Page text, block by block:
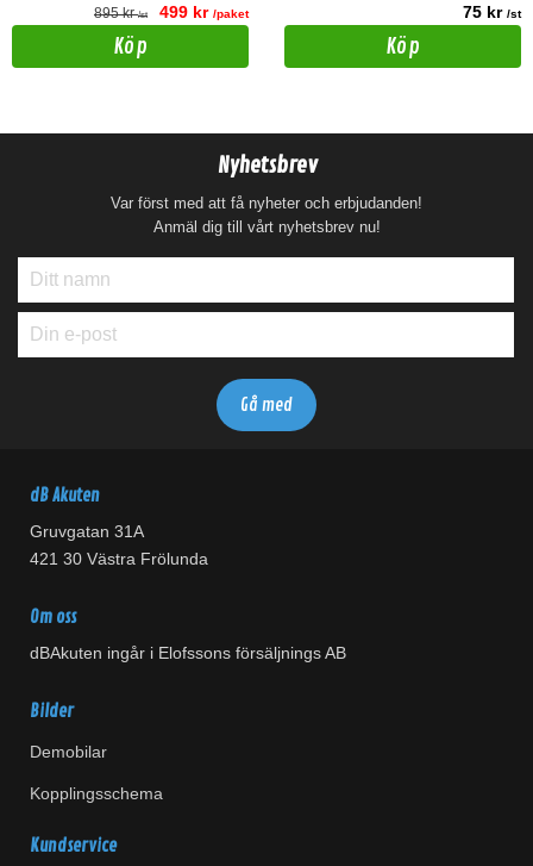
895 kr/st 499 kr /paket
Köp
75 kr /st
Köp
Nyhetsbrev
Var först med att få nyheter och erbjudanden!
Anmäl dig till vårt nyhetsbrev nu!
dB Akuten
Gruvgatan 31A
421 30 Västra Frölunda
Om oss
dBAkuten ingår i Elofssons försäljnings AB
Bilder
Demobilar
Kopplingsschema
Kundservice